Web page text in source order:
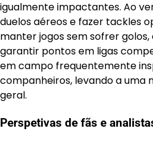
igualmente impactantes. Ao
duelos aéreos e fazer tackles
manter jogos sem sofrer
garantir pontos em ligas
em campo frequentemente
companheiros, levando a uma
geral.
Perspetivas de fãs e